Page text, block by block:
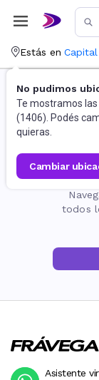
Estás en
No pudimos
Te mostramos
(1406). Podés
quieras.
cambiar
todos
Asistente